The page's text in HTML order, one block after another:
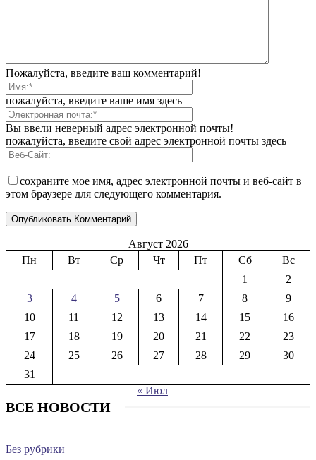
Пожалуйста, введите ваш комментарий!
пожалуйста, введите ваше имя здесь
Вы ввели неверный адрес электронной почты!
пожалуйста, введите свой адрес электронной почты здесь
сохраните мое имя, адрес электронной почты и веб-сайт в
этом браузере для следующего комментария.
Август 2026
Пн
Вт Ср Чт Пт Сб
Вс
1
2
3
4 5 6 7 8
9
10
11 12 13 14 15
16
17
18 19 20 21 22
23
24
25 26 27 28 29
30
31
« Июл
ВСЕ НОВОСТИ
Без рубрики